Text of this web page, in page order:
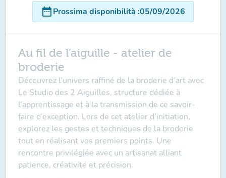
date_rangeProssima disponibilità :05/09/2026
Au fil de l’aiguille - atelier de
broderie
Découvrez l’univers raffiné de la broderie d’art avec
Le Studio des 2 Aiguilles, structure dédiée à
l’apprentissage et à la transmission de ce savoir-
faire d’exception. Lors de cet atelier d’initiation,
explorez les gestes et techniques de la broderie
tout en réalisant vos premiers points. Une
rencontre privilégiée avec un artisanat alliant
patience, créativité et précision.